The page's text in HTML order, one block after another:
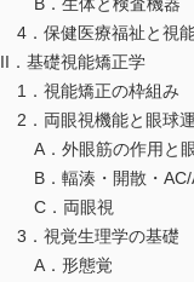
B．生体と検査機器
4．保健医療福祉と視
II．基礎視能矯正学
1．視能矯正の枠組み
2．両眼視機能と眼球
A．外眼筋の作用と
B．輻湊・開散・AC/
C．両眼視
3．視覚生理学の基礎
A．形態覚